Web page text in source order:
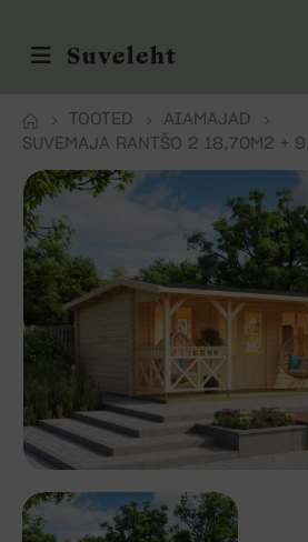
TOOTED
AIAMAJAD
SUVEMAJA RANTŠO 2 18,70M2 +